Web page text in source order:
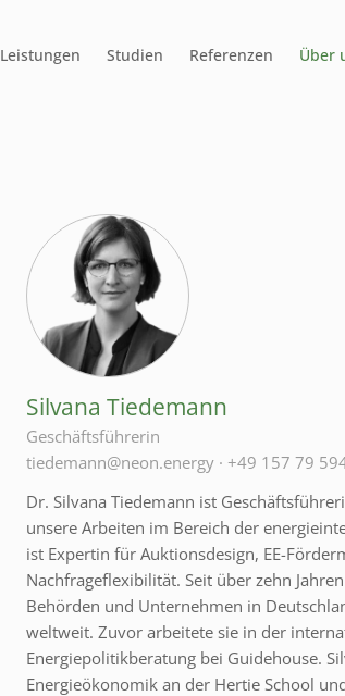
Leistungen Studien Referenzen Über
Silvana Tiedemann
Geschäftsführerin
tiedemann@neon.energy· +49 157 79
Dr. Silvana Tiedemann ist
unsere Arbeiten im Bereich der
ist Expertin für Auktionsdesign, EE-
Nachfrageflexibilität. Seit über zehn
Behörden und Unternehmen in
weltweit. Zuvor arbeitete sie in der
Energiepolitikberatung bei Guidehouse.
Energieökonomik an der Hertie School